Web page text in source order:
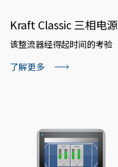
Kraft Classic 三相电源
该整流器经得起时间的考验
了解更多